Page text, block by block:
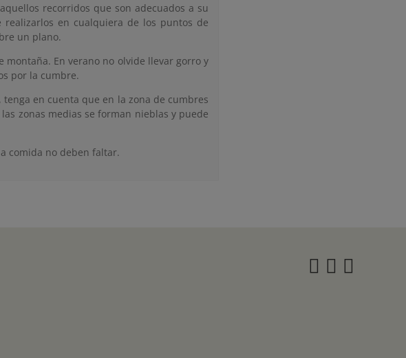
recorridos que son adecuados a su
en cualquiera de los puntos de
un plano.
montaña. En verano no olvide llevar gorro y
por la cumbre.
en cuenta que en la zona de cumbres
zonas medias se forman nieblas y puede
comida no deben faltar.
Twitter